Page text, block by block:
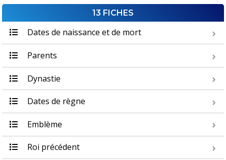
13 FICHES
Dates de naissance et de mort
Parents
Dynastie
Dates de règne
Emblème
Roi précédent